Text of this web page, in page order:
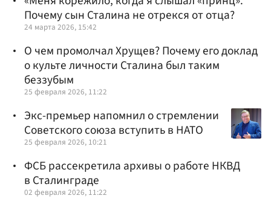
Почему сын Сталина не отрекся от отца?
24 марта 2026, 15:42
О чем промолчал Хрущев? Почему его доклад
о культе личности Сталина был таким
беззубым
25 февраля 2026, 11:22
Экс-премьер напомнил о стремлении
Советского союза вступить в НАТО
25 февраля 2026, 10:21
ФСБ рассекретила архивы о работе НКВД
в Сталинграде
02 февраля 2026, 11:22